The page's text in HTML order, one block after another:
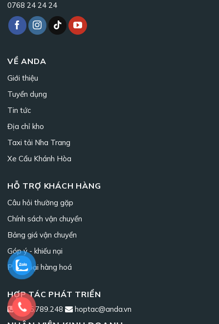
0768 24 24 24
VỀ ANDA
Giới thiệu
Tuyển dụng
Tin tức
Địa chỉ kho
Taxi tải Nha Trang
Xe Cẩu Khánh Hòa
HỖ TRỢ KHÁCH HÀNG
Câu hỏi thường gặp
Chính sách vận chuyển
Bảng giá vận chuyển
Góp ý - khiếu nại
Phân loại hàng hoá
HỢP TÁC PHÁT TRIỂN
0965.789.248 hoptac@anda.vn